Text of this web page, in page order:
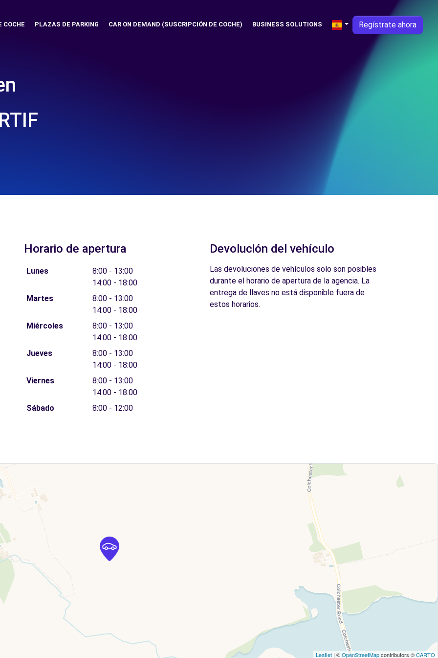
COCHE PLAZAS DE PARKING CAR ON DEMAND (SUSCRIPCIÓN DE COCHE) BUSINESS SOLUTIONS Regístrate ahora
Horario de apertura
Lunes
8:00 - 13:00
14:00 - 18:00
Martes
8:00 - 13:00
14:00 - 18:00
Miércoles
8:00 - 13:00
14:00 - 18:00
Jueves
8:00 - 13:00
14:00 - 18:00
Viernes
8:00 - 13:00
14:00 - 18:00
Sábado
8:00 - 12:00
Devolución del vehículo
Las devoluciones de vehículos solo son posibles
durante el horario de apertura de la agencia. La
entrega de llaves no está disponible fuera de
estos horarios.
Leaflet | ©OpenStreetMapcontributors ©CARTO